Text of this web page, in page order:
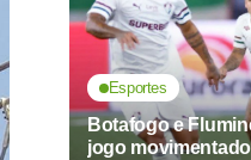
Esportes
Botafogo e
jogo